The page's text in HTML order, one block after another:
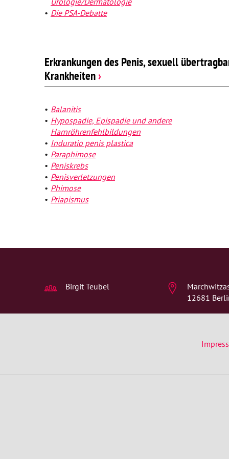
Psychische Erkrankungen
Frauenkrankheiten
Die PSA-Debatte
Erkrankungen des Penis, sexuell
Krankheiten›
Balanitis
Hypospadie, Epispadie und andere
Harnröhrenfehlbildungen
Induratio penis plastica
Paraphimose
Peniskrebs
Penisverletzungen
Phimose
Priapismus
Birgit Teubel
12681